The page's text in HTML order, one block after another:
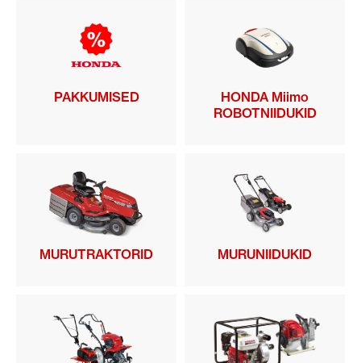
PAKKUMISED
HONDA Miimo
ROBOTNIIDUKID
MURUTRAKTORID MURUNIIDUKID